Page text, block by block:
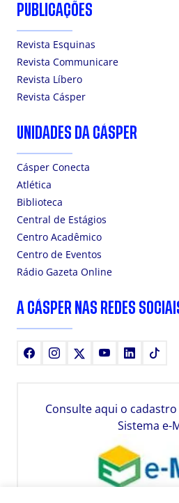
PUBLICAÇÕES
Revista Esquinas
Revista Communicare
Revista Líbero
Revista Cásper
UNIDADES DA CÁSPER
Cásper Conecta
Atlética
Biblioteca
Central de Estágios
Centro Acadêmico
Centro de Eventos
Rádio Gazeta Online
A CÁSPER NAS REDES
FacebookInstagram YoutubeLinkedIn
Consulte aqui o
Sistema e-